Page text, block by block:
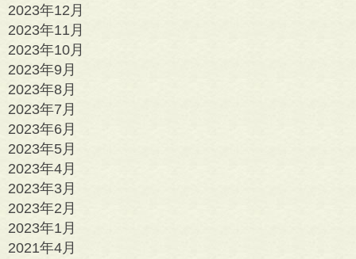
2023年12月
2023年11月
2023年10月
2023年9月
2023年8月
2023年7月
2023年6月
2023年5月
2023年4月
2023年3月
2023年2月
2023年1月
2021年4月